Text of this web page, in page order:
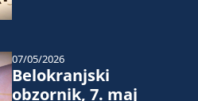
Belokranjski
obzornik, 7. maj
07/05/2026